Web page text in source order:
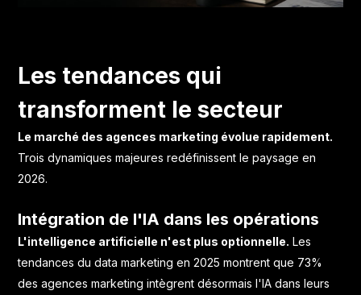
Les tendances qui
transforment le secteur
Le marché des agences marketing évolue rapidement.
Trois dynamiques majeures redéfinissent le paysage en
2026.
Intégration de l'IA dans les opérations
L'intelligence artificielle n'est plus optionnelle. Les
tendances du data marketing en 2025 montrent que 73%
des agences marketing intègrent désormais l'IA dans leurs